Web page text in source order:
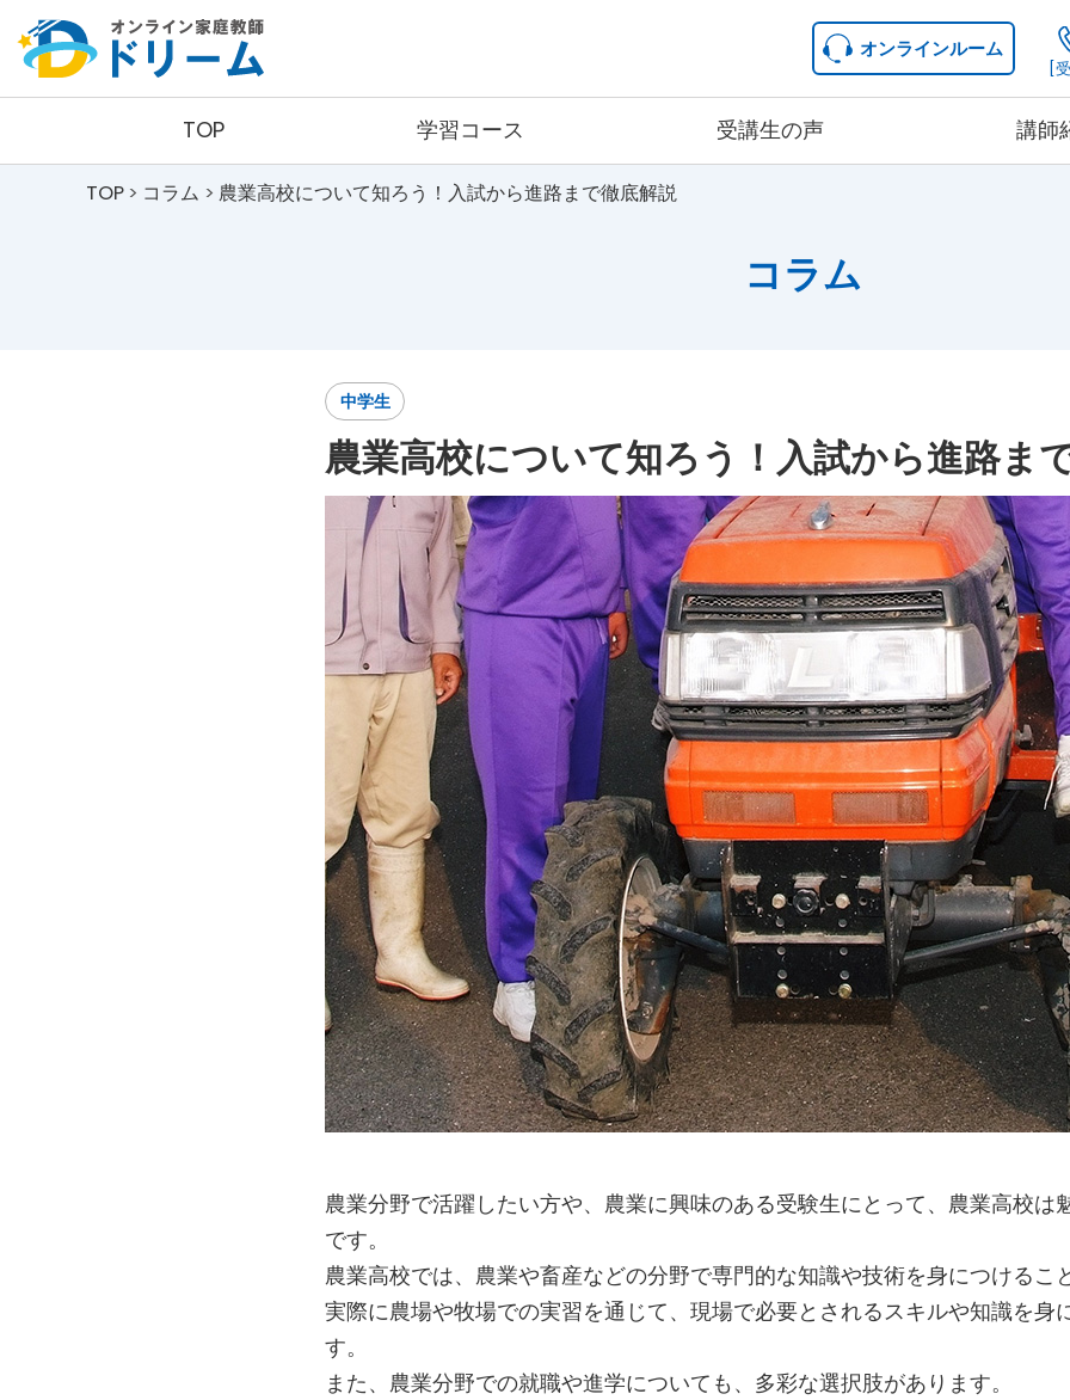
オンラインルーム
[
TOP 学習コース
小学生コース
料金詳細
受講生の声 講師
TOP コラム 農業高校について知ろう！入試から進路まで徹底解説
コラム
中学生
農業高校について知ろう！入試から進路ま
農業分野で活躍したい方や、農業に興味のある受験生にとって、農業高校は
です。
農業高校では、農業や畜産などの分野で専門的な知識や技術を身につけるこ
実際に農場や牧場での実習を通じて、現場で必要とされるスキルや知識を身
す。
また、農業分野での就職や進学についても、多彩な選択肢があります。